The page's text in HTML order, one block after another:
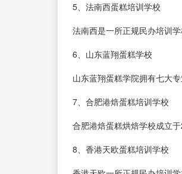
5、法南西蛋糕培训学校
法南西是一所正规民办培训
6、山东蓝翔蛋糕学校
山东蓝翔蛋糕学院拥有七大
7、合肥港焙蛋糕培训学校
合肥港焙蛋糕烘焙学校成立
8、香港天欧蛋糕培训学校